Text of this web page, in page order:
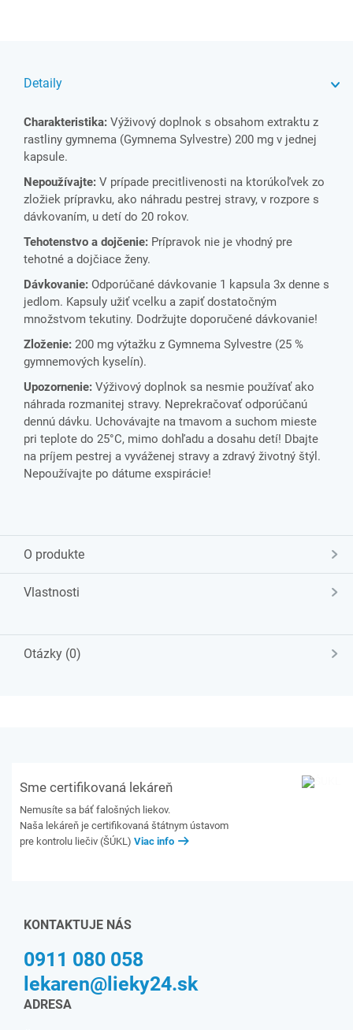
Detaily
Charakteristika: Výživový doplnok s obsahom extraktu z
rastliny gymnema (Gymnema Sylvestre) 200 mg v jednej
kapsule.
Nepoužívajte: V prípade precitlivenosti na ktorúkoľvek zo
zložiek prípravku, ako náhradu pestrej stravy, v rozpore s
dávkovaním, u detí do 20 rokov.
Tehotenstvo a dojčenie: Prípravok nie je vhodný pre
tehotné a dojčiace ženy.
Dávkovanie: Odporúčané dávkovanie 1 kapsula 3x denne s
jedlom. Kapsuly užiť vcelku a zapiť dostatočným
množstvom tekutiny. Dodržujte doporučené dávkovanie!
Zloženie: 200 mg výtažku z Gymnema Sylvestre (25 %
gymnemových kyselín).
Upozornenie: Výživový doplnok sa nesmie používať ako
náhrada rozmanitej stravy. Neprekračovať odporúčanú
dennú dávku. Uchovávajte na tmavom a suchom mieste
pri teplote do 25°C, mimo dohľadu a dosahu detí! Dbajte
na príjem pestrej a vyváženej stravy a zdravý životný štýl.
Nepoužívajte po dátume exspirácie!
O produkte
Vlastnosti
Otázky (0)
Sme certifikovaná lekáreň
Nemusíte sa báť falošných liekov.
Naša lekáreň je certifikovaná štátnym ústavom
pre kontrolu liečiv (ŠÚKL) Viac info
KONTAKTUJE NÁS
0911 080 058
lekaren@lieky24.sk
ADRESA